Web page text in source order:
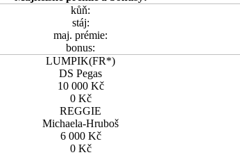
kůň:
stáj:
maj. prémie:
bonus:
LUMPIK(FR*)
DS Pegas
10 000 Kč
0 Kč
REGGIE
Michaela-Hruboš
6 000 Kč
0 Kč